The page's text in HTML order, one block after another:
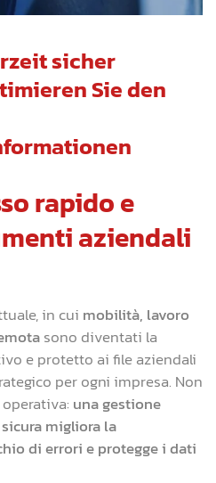
sicher
Sie den
rapido e
aziendali
in cui mobilità, lavoro
sono diventati la
e protetto ai file aziendali
per ogni impresa. Non
una gestione
migliora la
di errori e protegge i dati